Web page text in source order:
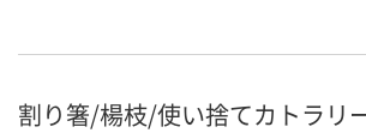
割り箸/楊枝/使い捨てカトラリ